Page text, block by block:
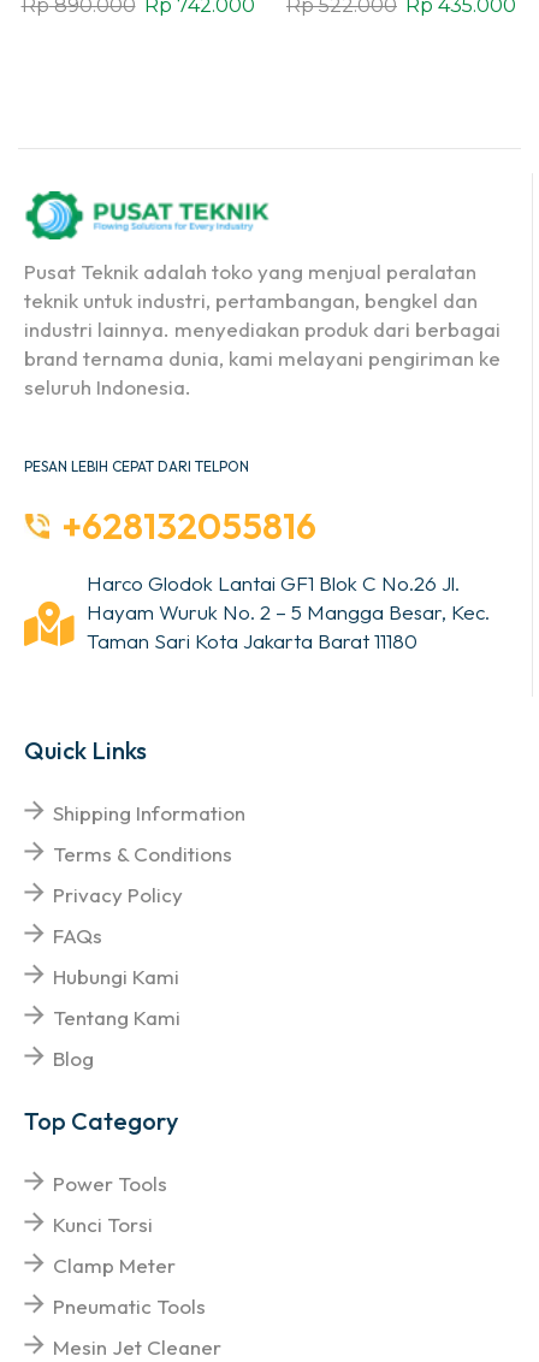
Rp890.000 Rp 742.000 Rp522.000 Rp 435.000
Pusat Teknik adalah toko yang menjual peralatan
teknik untuk industri, pertambangan, bengkel dan
industri lainnya. menyediakan produk dari berbagai
brand ternama dunia, kami melayani pengiriman ke
seluruh Indonesia.
PESAN LEBIH CEPAT DARI TELPON
+628132055816
Harco Glodok Lantai GF1 Blok C No.26 Jl.
Hayam Wuruk No. 2 – 5 Mangga Besar, Kec.
Taman Sari Kota Jakarta Barat 11180
Quick Links
Shipping Information
Terms & Conditions
Privacy Policy
FAQs
Hubungi Kami
Tentang Kami
Blog
Top Category
Power Tools
Kunci Torsi
Clamp Meter
Pneumatic Tools
Mesin Jet Cleaner